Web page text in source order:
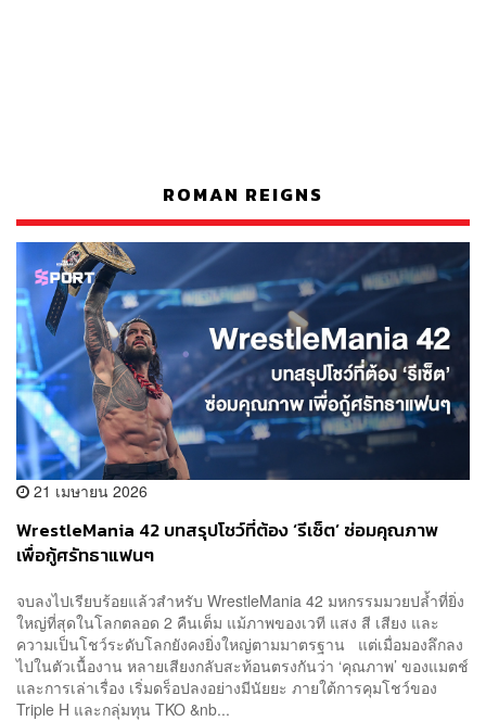
ROMAN REIGNS
21 เมษายน 2026
WrestleMania 42 บทสรุปโชว์ที่ต้อง ‘รีเซ็ต’ ซ่อมคุณภาพ
เพื่อกู้ศรัทธาแฟนๆ
จบลงไปเรียบร้อยแล้วสำหรับ WrestleMania 42 มหกรรมมวยปล้ำที่ยิ่ง
ใหญ่ที่สุดในโลกตลอด 2 คืนเต็ม แม้ภาพของเวที แสง สี เสียง และ
ความเป็นโชว์ระดับโลกยังคงยิ่งใหญ่ตามมาตรฐาน แต่เมื่อมองลึกลง
ไปในตัวเนื้องาน หลายเสียงกลับสะท้อนตรงกันว่า ‘คุณภาพ’ ของแมตช์
และการเล่าเรื่อง เริ่มดร็อปลงอย่างมีนัยยะ ภายใต้การคุมโชว์ของ
Triple H และกลุ่มทุน TKO &nb...